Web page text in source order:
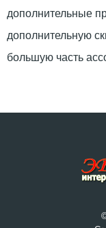
дополнительные
дополнительную
большую часть